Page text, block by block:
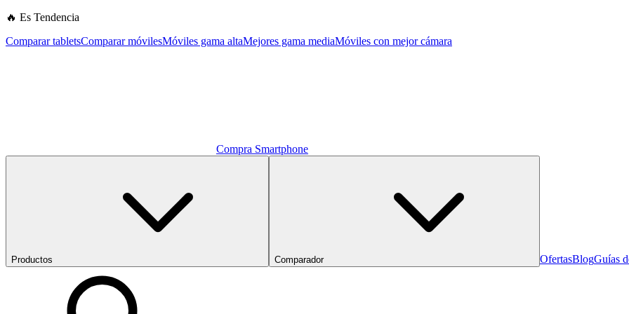
🔥 Es Tendencia
Comparar tabletsComparar móvilesMóviles gama altaMejores gama mediaMóviles con mejor cámara
Compra Smartphone
Productos Comparador OfertasBlogGuías